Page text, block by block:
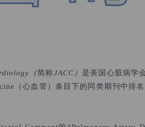
（简称JACC） 是美国心脏病学
（心血管）条目下的同类期刊中排